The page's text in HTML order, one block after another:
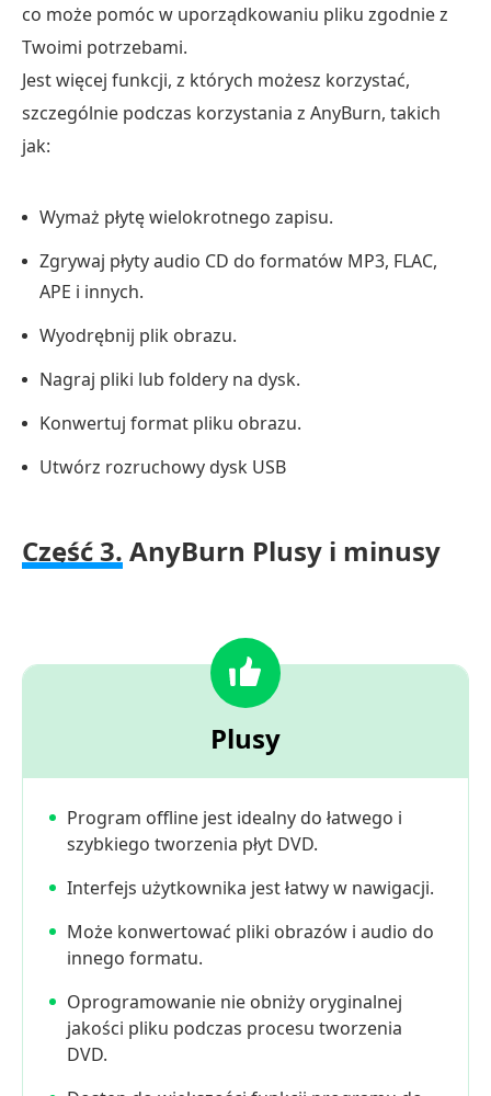
co może pomóc w uporządkowaniu pliku zgodnie z
Twoimi potrzebami.
Jest więcej funkcji, z których możesz korzystać,
szczególnie podczas korzystania z AnyBurn, takich
jak:
Wymaż płytę wielokrotnego zapisu.
Zgrywaj płyty audio CD do formatów MP3, FLAC,
APE i innych.
Wyodrębnij plik obrazu.
Nagraj pliki lub foldery na dysk.
Konwertuj format pliku obrazu.
Utwórz rozruchowy dysk USB
Część 3. AnyBurn Plusy i minusy
Plusy
Program offline jest idealny do łatwego i
szybkiego tworzenia płyt DVD.
Interfejs użytkownika jest łatwy w nawigacji.
Może konwertować pliki obrazów i audio do
innego formatu.
Oprogramowanie nie obniży oryginalnej
jakości pliku podczas procesu tworzenia
DVD.